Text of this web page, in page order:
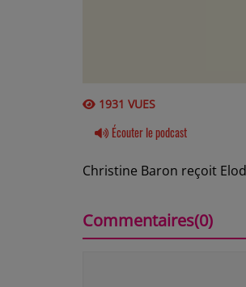
1931 VUES
Écouter le podcast
Christine Baron reçoit
Commentaires(0)